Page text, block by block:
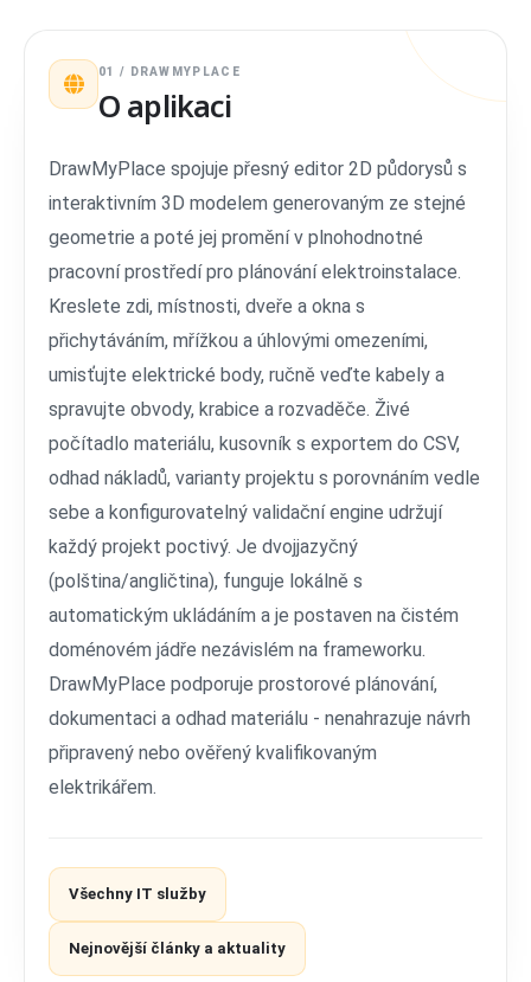
01 / DRAWMYPLACE
O aplikaci
DrawMyPlace spojuje přesný editor 2D půdorysů s
interaktivním 3D modelem generovaným ze stejné
geometrie a poté jej promění v plnohodnotné
pracovní prostředí pro plánování elektroinstalace.
Kreslete zdi, místnosti, dveře a okna s
přichytáváním, mřížkou a úhlovými omezeními,
umisťujte elektrické body, ručně veďte kabely a
spravujte obvody, krabice a rozvaděče. Živé
počítadlo materiálu, kusovník s exportem do CSV,
odhad nákladů, varianty projektu s porovnáním vedle
sebe a konfigurovatelný validační engine udržují
každý projekt poctivý. Je dvojjazyčný
(polština/angličtina), funguje lokálně s
automatickým ukládáním a je postaven na čistém
doménovém jádře nezávislém na frameworku.
DrawMyPlace podporuje prostorové plánování,
dokumentaci a odhad materiálu - nenahrazuje návrh
připravený nebo ověřený kvalifikovaným
elektrikářem.
Všechny IT služby
Nejnovější články a aktuality